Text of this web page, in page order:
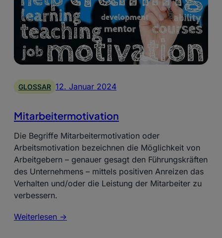
GLOSSAR 12. Januar 2024
Mitarbeitermotivation
Die Begriffe Mitarbeitermotivation oder
Arbeitsmotivation bezeichnen die Möglichkeit von
Arbeitgebern – genauer gesagt den Führungskräften
des Unternehmens – mittels positiven Anreizen das
Verhalten und/oder die Leistung der Mitarbeiter zu
verbessern.
Weiterlesen ->